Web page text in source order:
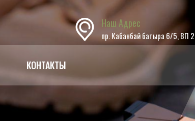
Наш Адрес
пр. Кабанбай батыра 6/5, ВП 2
КОНТАКТЫ